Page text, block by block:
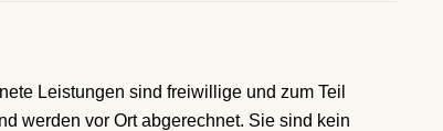
Leistungen sind freiwillige und zum Teil
werden vor Ort abgerechnet. Sie sind kein